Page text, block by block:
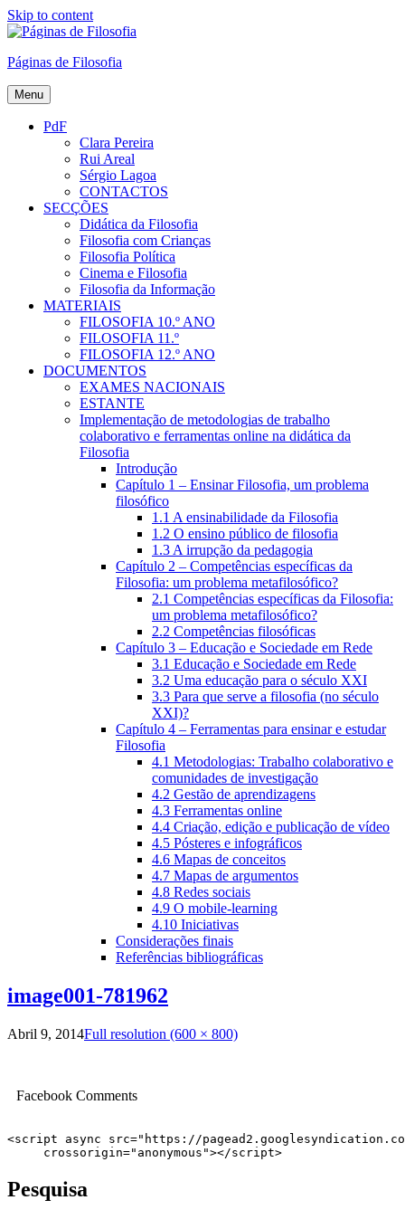
Skip to content
Páginas de Filosofia
Menu
PdF
Clara Pereira
Rui Areal
Sérgio Lagoa
CONTACTOS
SECÇÕES
Didática da Filosofia
Filosofia com Crianças
Filosofia Política
Cinema e Filosofia
Filosofia da Informação
MATERIAIS
FILOSOFIA 10.º ANO
FILOSOFIA 11.º
FILOSOFIA 12.º ANO
DOCUMENTOS
EXAMES NACIONAIS
ESTANTE
Implementação de metodologias de trabalho
colaborativo e ferramentas online na didática da
Filosofia
Introdução
Capítulo 1 – Ensinar Filosofia, um problema
filosófico
1.1 A ensinabilidade da Filosofia
1.2 O ensino público de filosofia
1.3 A irrupção da pedagogia
Capítulo 2 – Competências específicas da
Filosofia: um problema metafilosófico?
2.1 Competências específicas da Filosofia:
um problema metafilosófico?
2.2 Competências filosóficas
Capítulo 3 – Educação e Sociedade em Rede
3.1 Educação e Sociedade em Rede
3.2 Uma educação para o século XXI
3.3 Para que serve a filosofia (no século
XXI)?
Capítulo 4 – Ferramentas para ensinar e estudar
Filosofia
4.1 Metodologias: Trabalho colaborativo e
comunidades de investigação
4.2 Gestão de aprendizagens
4.3 Ferramentas online
4.4 Criação, edição e publicação de vídeo
4.5 Pósteres e infográficos
4.6 Mapas de conceitos
4.7 Mapas de argumentos
4.8 Redes sociais
4.9 O mobile-learning
4.10 Iniciativas
Considerações finais
Referências bibliográficas
image001-781962
Abril 9, 2014Full resolution (600 × 800)
Facebook Comments
<script async src="https://
     crossorigin="anonymous"></script>
Pesquisa